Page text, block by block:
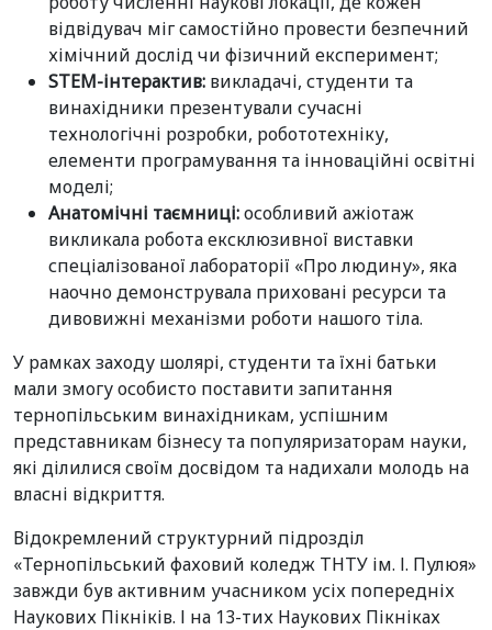
відвідувач міг самостійно провести безпечний
хімічний дослід чи фізичний експеримент;
STEM-інтерактив: викладачі, студенти та
винахідники презентували сучасні
технологічні розробки, робототехніку,
елементи програмування та інноваційні освітні
моделі;
Анатомічні таємниці:особливий ажіотаж
викликала робота ексклюзивної виставки
спеціалізованої лабораторії «Про людину», яка
наочно демонструвала приховані ресурси та
дивовижні механізми роботи нашого тіла.
У рамках заходу шолярі, студенти та їхні батьки
мали змогу особисто поставити запитання
тернопільським винахідникам, успішним
представникам бізнесу та популяризаторам науки,
які ділилися своїм досвідом та надихали молодь на
власні відкриття.
Відокремлений структурний підрозділ
«Тернопільський фаховий коледж ТНТУ ім. І. Пулюя»
завжди був активним учасником усіх попередніх
Наукових Пікніків. І на 13-тих Наукових Пікніках